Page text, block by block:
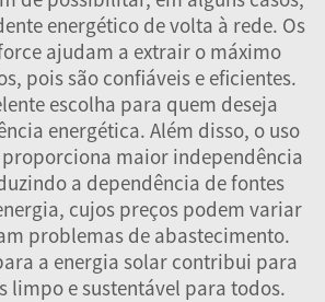
energético de volta à rede. Os
ajudam a extrair o máximo
pois são confiáveis e eficientes.
escolha para quem deseja
energética. Além disso, o uso
maior independência
a dependência de fontes
cujos preços podem variar
problemas de abastecimento.
a energia solar contribui para
limpo e sustentável para todos.